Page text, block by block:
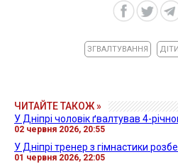
ЗГВАЛТУВАННЯ ДІТИ
ЧИТАЙТЕ ТАКОЖ »
У Дніпрі чоловік ґвалтував 4-
02 червня 2026, 20:55
У Дніпрі тренер з гімнастики
01 червня 2026, 22:05